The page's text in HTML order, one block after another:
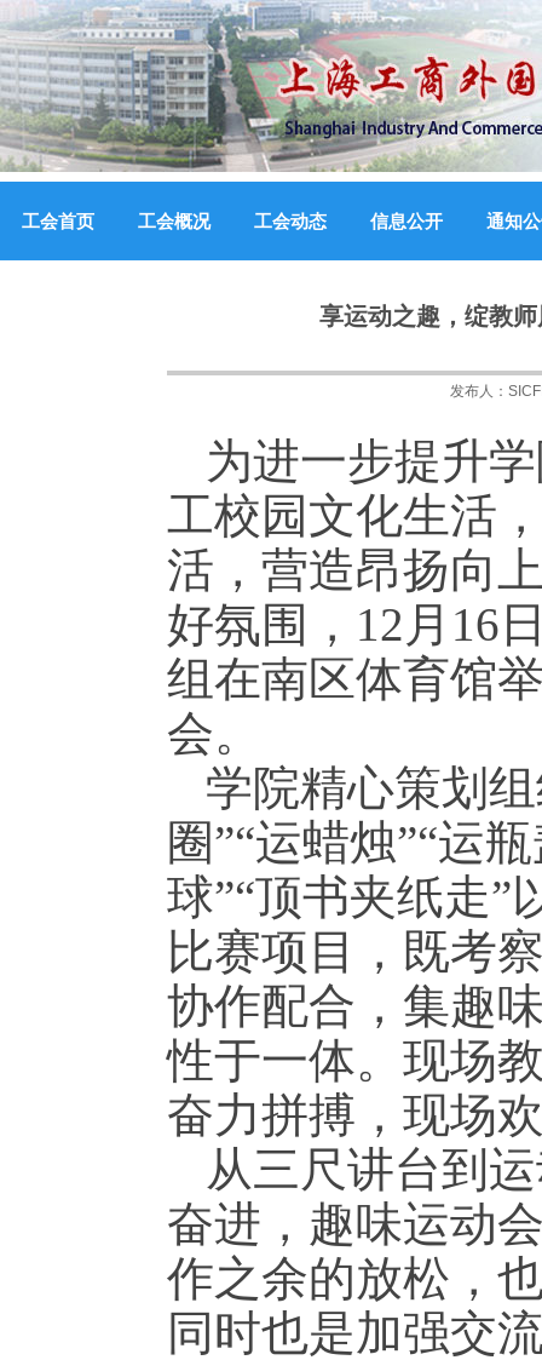
工会首页 工会概况 工会动态 信息公开 通知
享运动之趣，绽教
发布人：
为进一步提升
工校园文化生活
活，营造昂扬向
好氛围，12月16
组在南区体育馆
会。
学院精心策划
圈”“运蜡烛”“运
球”“顶书夹纸走”
比赛项目，既考
协作配合，集趣
性于一体。现场
奋力拼搏，现场
从三尺讲台到
奋进，趣味运动
作之余的放松，
同时也是加强交